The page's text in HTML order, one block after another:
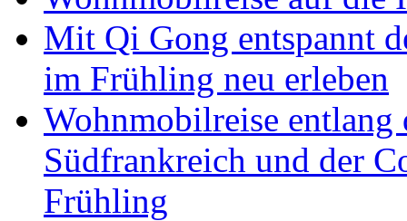
Mit Qi Gong entspannt
im Frühling neu erleben
Wohnmobilreise
Südfrankreich und der
Frühling